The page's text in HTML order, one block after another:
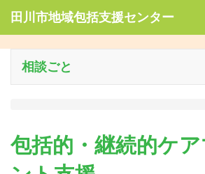
田川市地域包括支援センター
相談ごと
包括的・継続的ケ